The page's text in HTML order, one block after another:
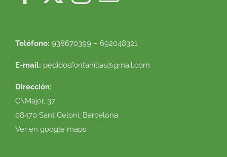
Teléfono: 938670399 – 692048321
E-mail: pedidosfontanillas@gmail.com
Dirección:
C\Major, 37
08470 Sant Celoni, Barcelona
Ver en google maps